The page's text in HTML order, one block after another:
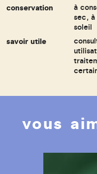
conservation
à
sec,
soleil
savoir utile
vous